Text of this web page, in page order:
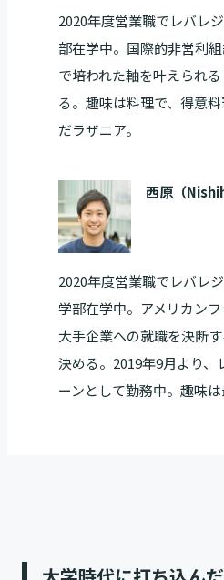
2020年度営業職でレバレ
部在学中。国際的非営利
で培われた軸を叶えられ
る。趣味は料理で、得意
だラザニア。
西原（
2020年度営業職でレバレ
学部在学中。アメリカン
大手企業への就職を決断
決める。2019年9月より
ーンとして勤務中。趣味は